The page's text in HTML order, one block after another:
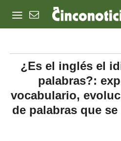
¿Es el inglés el
palabras?:
vocabulario,
de palabras que